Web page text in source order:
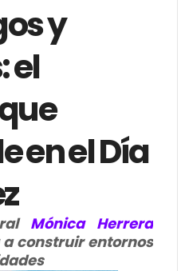
y
el
en el Día
Mónica Herrera
construir entornos